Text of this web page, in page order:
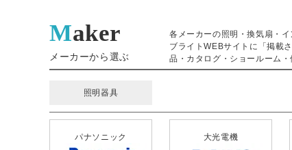
Maker
メーカーから選ぶ
各メーカーの照明・換気扇・
ブライトWEBサイトに「掲載
品・カタログ・ショールーム
照明器具
パナソニック 大光電機